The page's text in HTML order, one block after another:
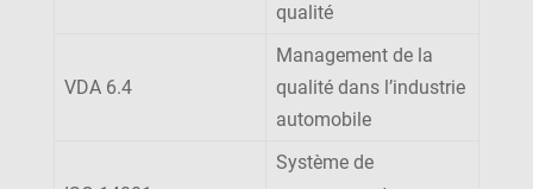
qualité
VDA 6.4
Management de la
qualité dans l’industrie
automobile
Système de